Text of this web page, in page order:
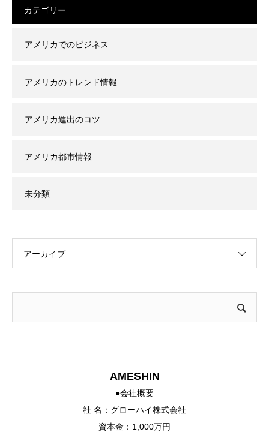
カテゴリー
アメリカでのビジネス
アメリカのトレンド情報
アメリカ進出のコツ
アメリカ都市情報
未分類
アーカイブ
AMESHIN
●会社概要
社 名：グローハイ株式会社
資本金：1,000万円